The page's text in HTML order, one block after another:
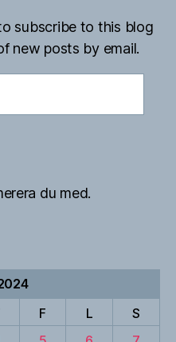
subscribe to this blog
new posts by email.
du med.
F L
S